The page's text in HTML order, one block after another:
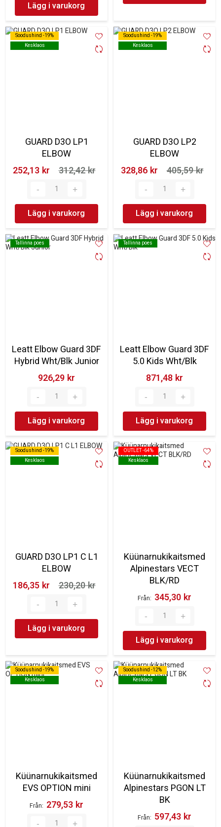
Lägg i varukorg
Soodushind -19%
Kesklaos
Soodushind -19%
Kesklaos
GUARD D3O LP1
ELBOW
252,13 kr‎
312,42 kr‎
Lägg i varukorg
Soodushind -19%
Kesklaos
Soodushind -19%
Kesklaos
GUARD D3O LP2
ELBOW
328,86 kr‎
405,59 kr‎
Lägg i varukorg
Tallinna poes
Tallinna poes
Leatt Elbow Guard 3DF
Hybrid Wht/Blk Junior
926,29 kr‎
Lägg i varukorg
Tallinna poes
Tallinna poes
Leatt Elbow Guard 3DF
5.0 Kids Wht/Blk
871,48 kr‎
Lägg i varukorg
Soodushind -19%
Kesklaos
Soodushind -19%
Kesklaos
GUARD D3O LP1 C L1
ELBOW
186,35 kr‎
230,20 kr‎
Lägg i varukorg
OUTLET -64%
Kesklaos
OUTLET -64%
Kesklaos
Küünarnukikaitsmed
Alpinestars VECT
BLK/RD
Från 345,30 kr‎
Lägg i varukorg
Soodushind -19%
Kesklaos
Soodushind -19%
Kesklaos
Küünarnukikaitsmed
EVS OPTION mini
Från 279,53 kr‎
Soodushind -12%
Kesklaos
Soodushind -12%
Kesklaos
Küünarnukikaitsmed
Alpinestars PGON LT
BK
Från 597,43 kr‎